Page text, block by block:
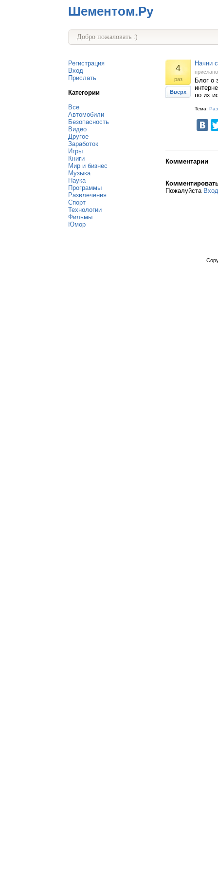
Шементом.Ру
Добро пожаловать :)
Регистрация
Вход
Прислать
Категории
Все
Автомобили
Безопасность
Видео
Другое
Заработок
Игры
Книги
Мир и бизнес
Музыка
Наука
Программы
Развлечения
Спорт
Технологии
Фильмы
Юмор
4
раз
Вверх
Начни
Блог о
по их
Тема:
Комментарии
Пожалуйста Вход